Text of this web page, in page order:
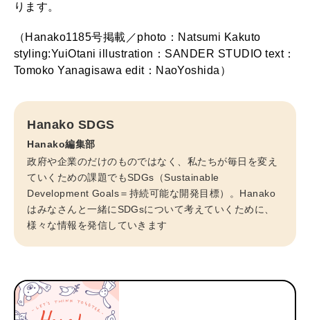
ります。
（Hanako1185号掲載／photo：Natsumi Kakuto
styling:YuiOtani illustration：SANDER STUDIO text：
Tomoko Yanagisawa edit：NaoYoshida）
Hanako SDGS
Hanako編集部
政府や企業のだけのものではなく、私たちが毎日を変え
ていくための課題でもSDGs（Sustainable
Development Goals＝持続可能な開発目標）。Hanako
はみなさんと一緒にSDGsについて考えていくために、
様々な情報を発信していきます